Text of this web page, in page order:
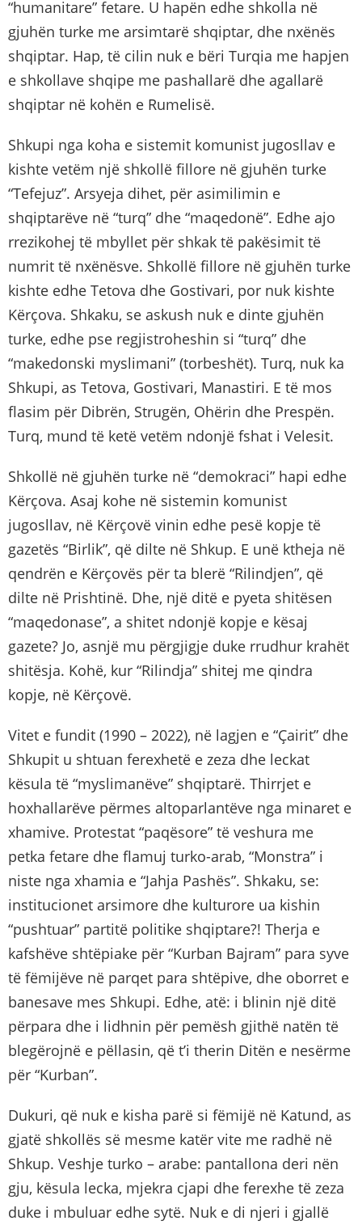
“humanitare” fetare. U hapën edhe shkolla në
gjuhën turke me arsimtarë shqiptar, dhe nxënës
shqiptar. Hap, të cilin nuk e bëri Turqia me hapjen
e shkollave shqipe me pashallarë dhe agallarë
shqiptar në kohën e Rumelisë.
Shkupi nga koha e sistemit komunist jugosllav e
kishte vetëm një shkollë fillore në gjuhën turke
“Tefejuz”. Arsyeja dihet, për asimilimin e
shqiptarëve në “turq” dhe “maqedonë”. Edhe ajo
rrezikohej të mbyllet për shkak të pakësimit të
numrit të nxënësve. Shkollë fillore në gjuhën turke
kishte edhe Tetova dhe Gostivari, por nuk kishte
Kërçova. Shkaku, se askush nuk e dinte gjuhën
turke, edhe pse regjistroheshin si “turq” dhe
“makedonski myslimani” (torbeshët). Turq, nuk ka
Shkupi, as Tetova, Gostivari, Manastiri. E të mos
flasim për Dibrën, Strugën, Ohërin dhe Prespën.
Turq, mund të ketë vetëm ndonjë fshat i Velesit.
Shkollë në gjuhën turke në “demokraci” hapi edhe
Kërçova. Asaj kohe në sistemin komunist
jugosllav, në Kërçovë vinin edhe pesë kopje të
gazetës “Birlik”, që dilte në Shkup. E unë ktheja në
qendrën e Kërçovës për ta blerë “Rilindjen”, që
dilte në Prishtinë. Dhe, një ditë e pyeta shitësen
“maqedonase”, a shitet ndonjë kopje e kësaj
gazete? Jo, asnjë mu përgjigje duke rrudhur krahët
shitësja. Kohë, kur “Rilindja” shitej me qindra
kopje, në Kërçovë.
Vitet e fundit (1990 – 2022), në lagjen e “Ҫairit” dhe
Shkupit u shtuan ferexhetë e zeza dhe leckat
kësula të “myslimanëve” shqiptarë. Thirrjet e
hoxhallarëve përmes altoparlantëve nga minaret e
xhamive. Protestat “paqësore” të veshura me
petka fetare dhe flamuj turko-arab, “Monstra” i
niste nga xhamia e “Jahja Pashës”. Shkaku, se:
institucionet arsimore dhe kulturore ua kishin
“pushtuar” partitë politike shqiptare?! Therja e
kafshëve shtëpiake për “Kurban Bajram” para syve
të fëmijëve në parqet para shtëpive, dhe oborret e
banesave mes Shkupi. Edhe, atë: i blinin një ditë
përpara dhe i lidhnin për pemësh gjithë natën të
blegërojnë e pëllasin, që t’i therin Ditën e nesërme
për “Kurban”.
Dukuri, që nuk e kisha parë si fëmijë në Katund, as
gjatë shkollës së mesme katër vite me radhë në
Shkup. Veshje turko – arabe: pantallona deri nën
gju, kësula lecka, mjekra cjapi dhe ferexhe të zeza
duke i mbuluar edhe sytë. Nuk e di njeri i gjallë